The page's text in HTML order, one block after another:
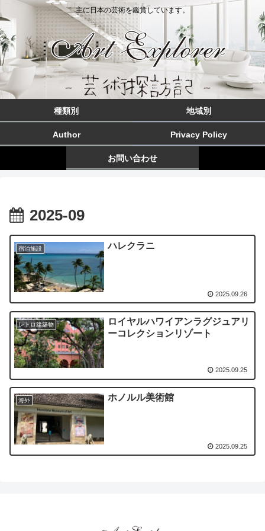
主に日本の芸術を鑑賞しています。
種類別 地域別
Author Privacy Policy
お問い合わせ
2025-09
宿泊施設 ハレクラニ
2025.09.26
レトロ建築物
ロイヤルハワイアンラグジュアリ
ーコレクションリゾート
2025.09.25
海外 ホノルル美術館
2025.09.25